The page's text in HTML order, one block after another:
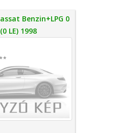
Benzin+LPG 0
(0 LE) 1998